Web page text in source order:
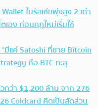
ในรัสเซียพุ่งสูง 2 เท่า
อง ก่อนกฎใหม่เริ่มใช้
มีแค่ Satoshi ที่ขาย Bitcoin
ถือ BTC ทะลุ
กว่า $1,200 ล้าน จาก 276
Coldcard คิดเป็นสัดส่วน